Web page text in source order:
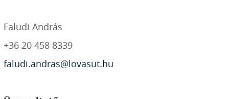
Faludi András
+36 20 458 8339
faludi.andras@lovasut.hu